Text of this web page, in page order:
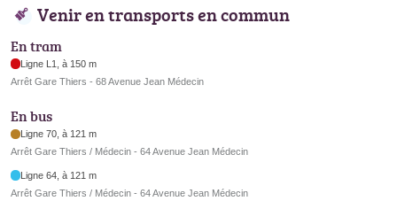
Venir en transports en commun
En tram
Ligne L1, à 150 m
Arrêt Gare Thiers - 68 Avenue Jean Médecin
En bus
Ligne 70, à 121 m
Arrêt Gare Thiers / Médecin - 64 Avenue Jean Médecin
Ligne 64, à 121 m
Arrêt Gare Thiers / Médecin - 64 Avenue Jean Médecin